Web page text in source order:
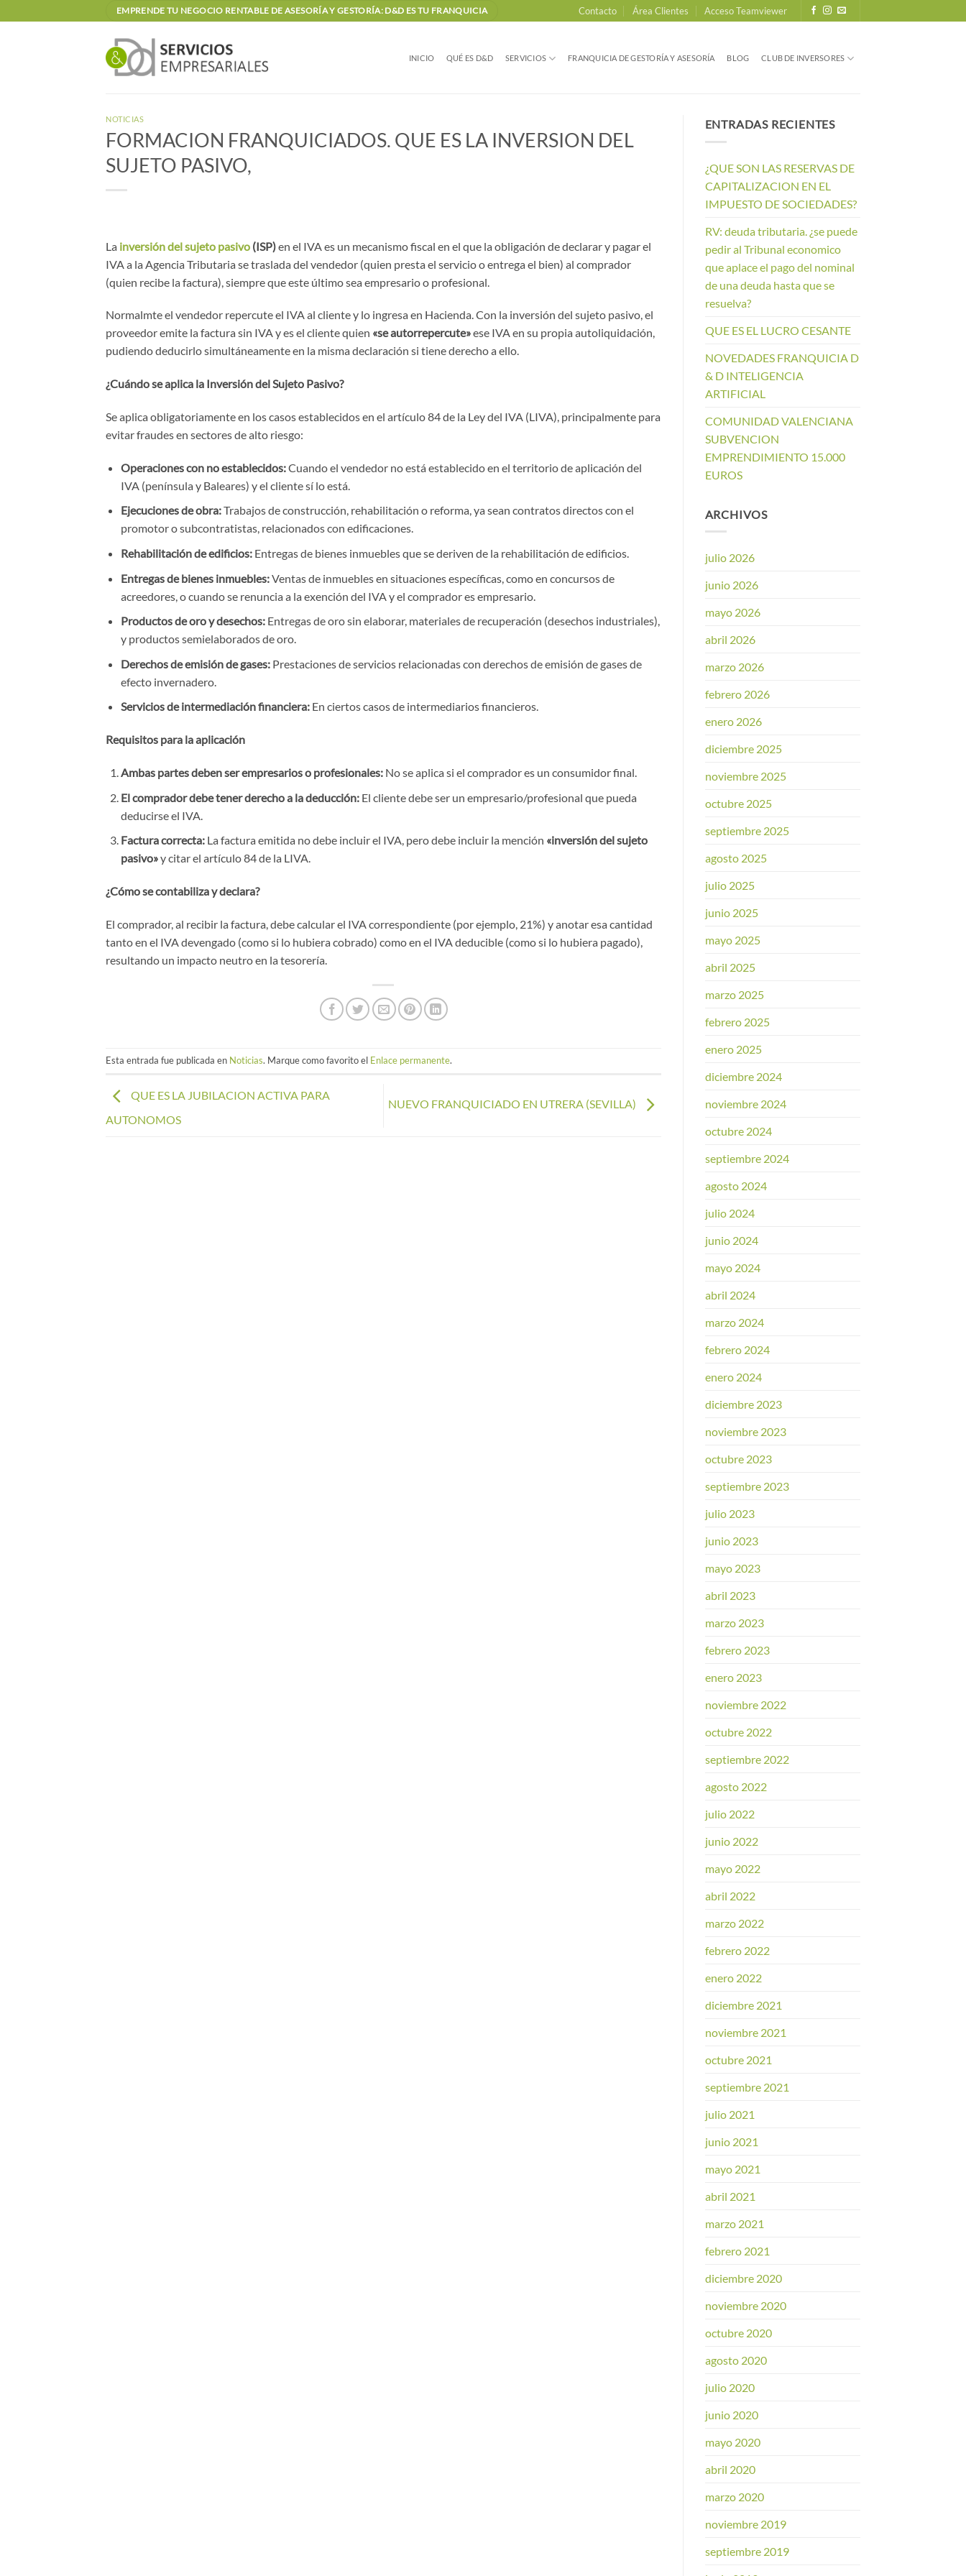
al
EMPRENDE TU NEGOCIO RENTABLE DE ASESORÍA Y GESTORÍA: D&D ES TU FRANQUICIA Contacto Área Clientes Acceso Teamviewer
INICIO QUÉ ES D&D SERVICIOS FRANQUICIA DE GESTORÍA Y ASESORÍA BLOG CLUB DE INVERSORES
NOTICIAS
FORMACION FRANQUICIADOS. QUE ES LA INVERSION DEL
SUJETO PASIVO,
La inversión del sujeto pasivo (ISP)en el IVA es un mecanismo fiscal en el que la obligación de declarar y pagar el
IVA a la Agencia Tributaria se traslada del vendedor (quien presta el servicio o entrega el bien) al comprador
(quien recibe la factura), siempre que este último sea empresario o profesional.
Normalmte el vendedor repercute el IVA al cliente y lo ingresa en Hacienda. Con la inversión del sujeto pasivo, el
proveedor emite la factura sin IVA y es el cliente quien «se autorrepercute»ese IVA en su propia autoliquidación,
pudiendo deducirlo simultáneamente en la misma declaración si tiene derecho a ello.
¿Cuándo se aplica la Inversión del Sujeto Pasivo?
Se aplica obligatoriamente en los casos establecidos en el artículo 84 de la Ley del IVA (LIVA), principalmente para
evitar fraudes en sectores de alto riesgo:
Operaciones con no establecidos:Cuando el vendedor no está establecido en el territorio de aplicación del
IVA (península y Baleares) y el cliente sí lo está.
Ejecuciones de obra:Trabajos de construcción, rehabilitación o reforma, ya sean contratos directos con el
promotor o subcontratistas, relacionados con edificaciones.
Rehabilitación de edificios:Entregas de bienes inmuebles que se deriven de la rehabilitación de edificios.
Entregas de bienes inmuebles:Ventas de inmuebles en situaciones específicas, como en concursos de
acreedores, o cuando se renuncia a la exención del IVA y el comprador es empresario.
Productos de oro y desechos:Entregas de oro sin elaborar, materiales de recuperación (desechos industriales),
y productos semielaborados de oro.
Derechos de emisión de gases:Prestaciones de servicios relacionadas con derechos de emisión de gases de
efecto invernadero.
Servicios de intermediación financiera:En ciertos casos de intermediarios financieros.
Requisitos para la aplicación
Ambas partes deben ser empresarios o profesionales:No se aplica si el comprador es un consumidor final.
El comprador debe tener derecho a la deducción:El cliente debe ser un empresario/profesional que pueda
deducirse el IVA.
Factura correcta:La factura emitida no debe incluir el IVA, pero debe incluir la mención «inversión del sujeto
pasivo»y citar el artículo 84 de la LIVA.
¿Cómo se contabiliza y declara?
El comprador, al recibir la factura, debe calcular el IVA correspondiente (por ejemplo, 21%) y anotar esa cantidad
tanto en el IVA devengado (como si lo hubiera cobrado) como en el IVA deducible (como si lo hubiera pagado),
resultando un impacto neutro en la tesorería.
Esta entrada fue publicada en Noticias. Marque como favorito el Enlace permanente.
QUE ES LA JUBILACION ACTIVA PARA
AUTONOMOS
NUEVO FRANQUICIADO EN UTRERA (SEVILLA)
ENTRADAS RECIENTES
¿QUE SON LAS RESERVAS DE
CAPITALIZACION EN EL
IMPUESTO DE SOCIEDADES?
RV: deuda tributaria. ¿se puede
pedir al Tribunal economico
que aplace el pago del nominal
de una deuda hasta que se
resuelva?
QUE ES EL LUCRO CESANTE
NOVEDADES FRANQUICIA D
& D INTELIGENCIA
ARTIFICIAL
COMUNIDAD VALENCIANA
SUBVENCION
EMPRENDIMIENTO 15.000
EUROS
ARCHIVOS
julio 2026
junio 2026
mayo 2026
abril 2026
marzo 2026
febrero 2026
enero 2026
diciembre 2025
noviembre 2025
octubre 2025
septiembre 2025
agosto 2025
julio 2025
junio 2025
mayo 2025
abril 2025
marzo 2025
febrero 2025
enero 2025
diciembre 2024
noviembre 2024
octubre 2024
septiembre 2024
agosto 2024
julio 2024
junio 2024
mayo 2024
abril 2024
marzo 2024
febrero 2024
enero 2024
diciembre 2023
noviembre 2023
octubre 2023
septiembre 2023
julio 2023
junio 2023
mayo 2023
abril 2023
marzo 2023
febrero 2023
enero 2023
noviembre 2022
octubre 2022
septiembre 2022
agosto 2022
julio 2022
junio 2022
mayo 2022
abril 2022
marzo 2022
febrero 2022
enero 2022
diciembre 2021
noviembre 2021
octubre 2021
septiembre 2021
julio 2021
junio 2021
mayo 2021
abril 2021
marzo 2021
febrero 2021
diciembre 2020
noviembre 2020
octubre 2020
agosto 2020
julio 2020
junio 2020
mayo 2020
abril 2020
marzo 2020
noviembre 2019
septiembre 2019